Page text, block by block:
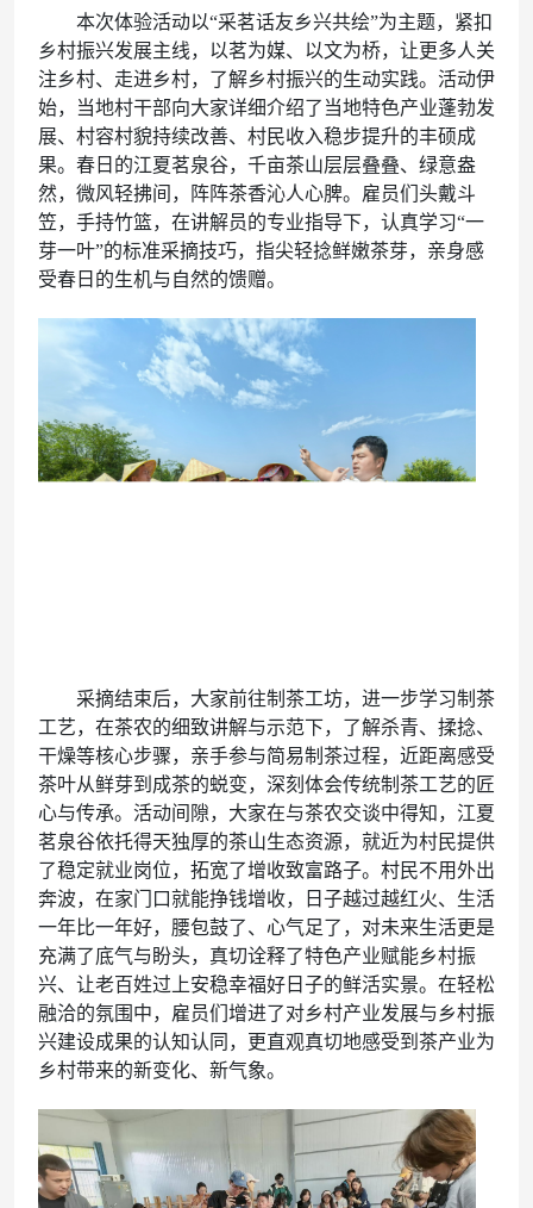
本次体验活动以“采茗话友乡兴共绘”为主题，紧扣
乡村振兴发展主线，以茗为媒、以文为桥，让更多人关
注乡村、走进乡村，了解乡村振兴的生动实践。活动伊
始，当地村干部向大家详细介绍了当地特色产业蓬勃发
展、村容村貌持续改善、村民收入稳步提升的丰硕成
果。春日的江夏茗泉谷，千亩茶山层层叠叠、绿意盎
然，微风轻拂间，阵阵茶香沁人心脾。雇员们头戴斗
笠，手持竹篮，在讲解员的专业指导下，认真学习“一
芽一叶”的标准采摘技巧，指尖轻捻鲜嫩茶芽，亲身感
受春日的生机与自然的馈赠。
采摘结束后，大家前往制茶工坊，进一步学习制茶
工艺，在茶农的细致讲解与示范下，了解杀青、揉捻、
干燥等核心步骤，亲手参与简易制茶过程，近距离感受
茶叶从鲜芽到成茶的蜕变，深刻体会传统制茶工艺的匠
心与传承。活动间隙，大家在与茶农交谈中得知，江夏
茗泉谷依托得天独厚的茶山生态资源，就近为村民提供
了稳定就业岗位，拓宽了增收致富路子。村民不用外出
奔波，在家门口就能挣钱增收，日子越过越红火、生活
一年比一年好，腰包鼓了、心气足了，对未来生活更是
充满了底气与盼头，真切诠释了特色产业赋能乡村振
兴、让老百姓过上安稳幸福好日子的鲜活实景。在轻松
融洽的氛围中，雇员们增进了对乡村产业发展与乡村振
兴建设成果的认知认同，更直观真切地感受到茶产业为
乡村带来的新变化、新气象。